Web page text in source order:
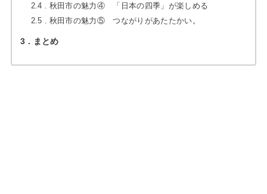
2.4
秋田市の魅力④ 「日本の四季」が楽しめる
2.5
秋田市の魅力⑤ つながりがあたたかい。
3 まとめ